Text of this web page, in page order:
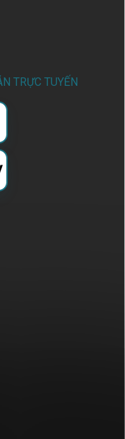
TRỰC TUYẾN